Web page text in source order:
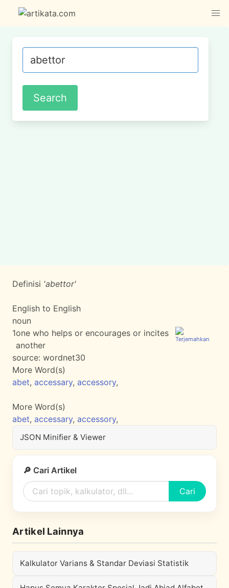
Definisi 'abettor'
English to English
noun
1one who helps or encourages or incites
another
source: wordnet30
More Word(s)
abet, accessary, accessory,
More Word(s)
abet, accessary, accessory,
JSON Minifier & Viewer
🔎 Cari Artikel
Cari
Artikel Lainnya
Kalkulator Varians & Standar Deviasi Statistik